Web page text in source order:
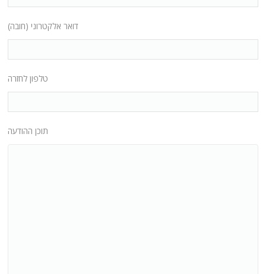
דואר אלקטרוני (חובה)
טלפון לחזרה
תוכן ההודעה